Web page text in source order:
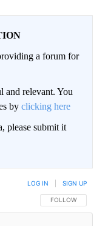
a forum for
and relevant. You
by clicking here
please submit it
FOLLOW THIS
FOLLOW
LOG IN SIGN UP